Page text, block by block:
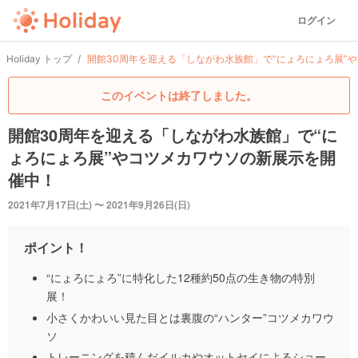
ログイン
Holiday トップ 開館30周年を迎える「しながわ水族館」で“にょろにょろ展”
このイベントは終了しました。
開館30周年を迎える「しながわ水族館」で“に
ょろにょろ展”やコツメカワウソの新展示を開
催中！
2021年7月17日(土) 〜 2021年9月26日(日)
ポイント！
“にょろにょろ”に特化した12種約50点の生き物の特別
展！
小さくかわいい見た目とは裏腹の“ハンター”コツメカワウ
ソ